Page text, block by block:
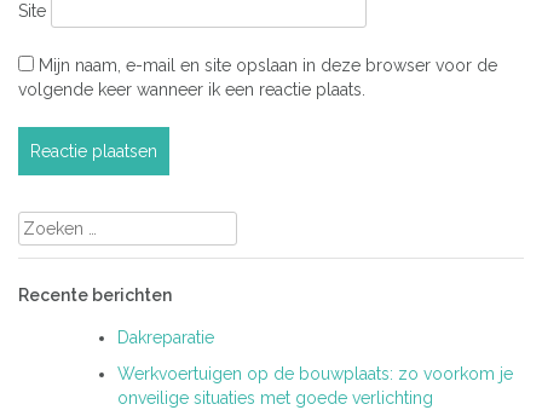
Site
Mijn naam, e-mail en site opslaan in deze browser voor de
volgende keer wanneer ik een reactie plaats.
Zoeken
naar:
Recente berichten
Dakreparatie
Werkvoertuigen op de bouwplaats: zo voorkom je
onveilige situaties met goede verlichting